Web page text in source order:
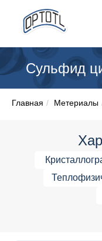
Сульфид
Главная / Метериалы